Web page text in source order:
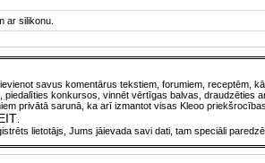
ar silikonu.
savus komentārus tekstiem, forumiem, receptēm,
piedalīties konkursos, vinnēt vērtīgas balvas, draudzēties
privātā sarunā, ka arī izmantot visas Kleoo
lietotājs, Jums jāievada savi dati, tam speciāli